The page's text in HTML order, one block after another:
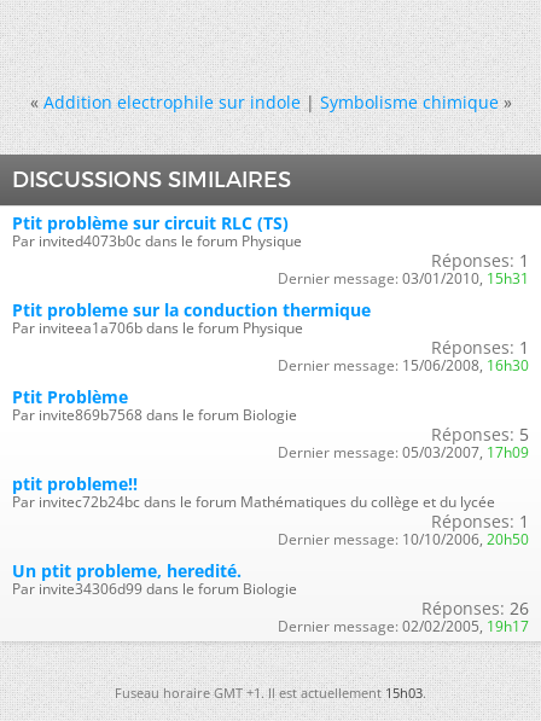
« Addition electrophile sur indole|Symbolisme chimique »
DISCUSSIONS SIMILAIRES
Ptit problème sur circuit RLC (TS)
Par invited4073b0c dans le forum Physique
Réponses: 1
Dernier message: 03/01/2010, 15h31
Ptit probleme sur la conduction thermique
Par inviteea1a706b dans le forum Physique
Réponses: 1
Dernier message: 15/06/2008, 16h30
Ptit Problème
Par invite869b7568 dans le forum Biologie
Réponses: 5
Dernier message: 05/03/2007, 17h09
ptit probleme!!
Par invitec72b24bc dans le forum Mathématiques du collège et du lycée
Réponses: 1
Dernier message: 10/10/2006, 20h50
Un ptit probleme, heredité.
Par invite34306d99 dans le forum Biologie
Réponses: 26
Dernier message: 02/02/2005, 19h17
Fuseau horaire GMT +1. Il est actuellement15h03.